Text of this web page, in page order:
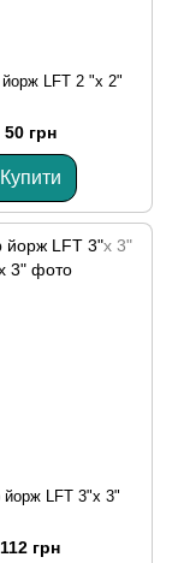
LFT 2 "х 2"
50 грн
Купити
йорж LFT 3"х 3"
112 грн